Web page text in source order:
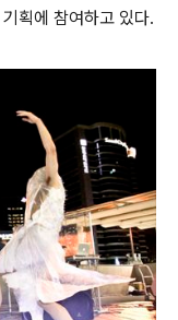
획에 참여하고 있다.